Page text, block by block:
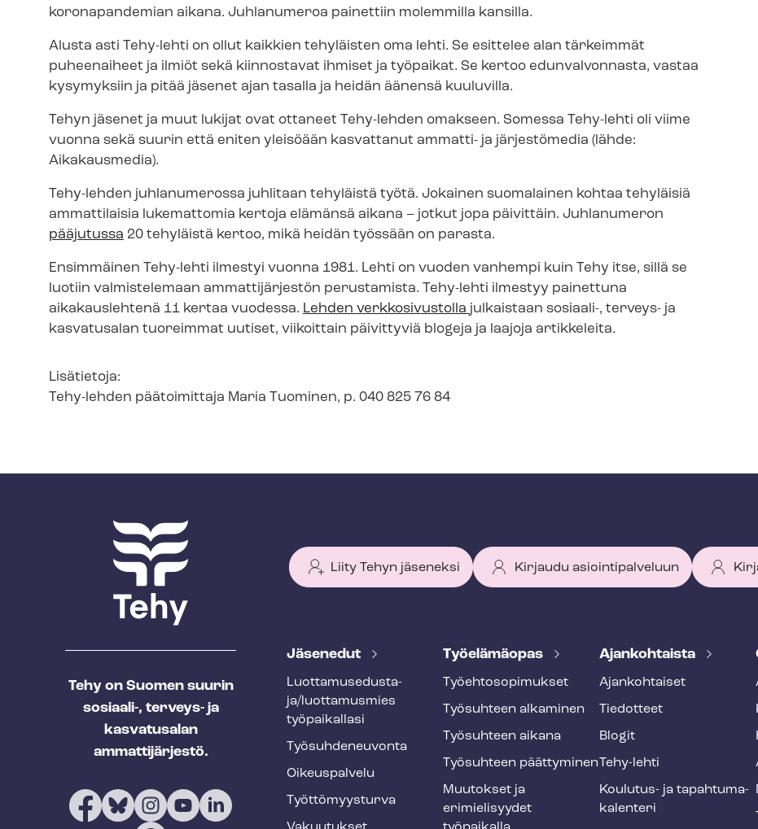
koronapandemian aikana. Juhlanumeroa painettiin molemmilla kansilla.
Alusta asti Tehy-lehti on ollut kaikkien tehyläisten oma lehti. Se esittelee alan tärkeimmät
puheenaiheet ja ilmiöt sekä kiinnostavat ihmiset ja työpaikat. Se kertoo edunvalvonnasta, vastaa
kysymyksiin ja pitää jäsenet ajan tasalla ja heidän äänensä kuuluvilla.
Tehyn jäsenet ja muut lukijat ovat ottaneet Tehy-lehden omakseen. Somessa Tehy-lehti oli viime
vuonna sekä suurin että eniten yleisöään kasvattanut ammatti- ja järjestömedia (lähde:
Aikakausmedia).
Tehy-lehden juhlanumerossa juhlitaan tehyläistä työtä. Jokainen suomalainen kohtaa tehyläisiä
ammattilaisia lukemattomia kertoja elämänsä aikana – jotkut jopa päivittäin. Juhlanumeron
pääjutussa 20 tehyläistä kertoo, mikä heidän työssään on parasta.
Ensimmäinen Tehy-lehti ilmestyi vuonna 1981. Lehti on vuoden vanhempi kuin Tehy itse, sillä se
luotiin valmistelemaan ammattijärjestön perustamista. Tehy-lehti ilmestyy painettuna
aikakauslehtenä 11 kertaa vuodessa. Lehden verkkosivustolla julkaistaan sosiaali-, terveys- ja
kasvatusalan tuoreimmat uutiset, viikoittain päivittyviä blogeja ja laajoja artikkeleita.
Lisätietoja:
Tehy-lehden päätoimittaja Maria Tuominen, p. 040 825 76 84
Tehy on Suomen suurin
sosiaali-, terveys- ja
kasvatusalan
ammattijärjestö.
Liity Tehyn jäseneksi Kirjaudu asiointipalveluun
T
h
y
f
o
o
Jäsenedut
Luot­ta­muse­dus­ta­
ja/luottamusmies
työpaikallasi
Työ­suh­de­neu­von­ta
Oikeuspalvelu
Työt­tö­myys­tur­va
Työelämäopas
Työ­eh­to­so­pi­muk­set
Työsuhteen alkaminen
Työsuhteen aikana
Työsuhteen päättyminen
Muutokset ja
erimielisyydet
Ajankohtaista
Ajankohtaiset
Tiedotteet
Blogit
Tehy-lehti
Koulutus- ja ta­pah­tu­ma­
ka­len­te­ri